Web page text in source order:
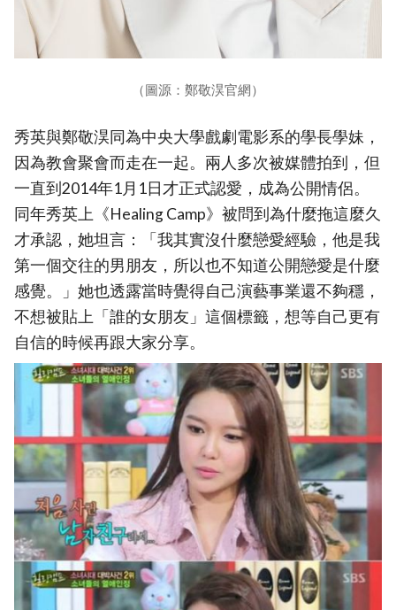
（圖源：鄭敬淏官網）
秀英與鄭敬淏同為中央大學戲劇電影系的學長學妹，
因為教會聚會而走在一起。兩人多次被媒體拍到，但
一直到2014年1月1日才正式認愛，成為公開情侶。
同年秀英上《Healing Camp》被問到為什麼拖這麼久
才承認，她坦言：「我其實沒什麼戀愛經驗，他是我
第一個交往的男朋友，所以也不知道公開戀愛是什麼
感覺。」她也透露當時覺得自己演藝事業還不夠穩，
不想被貼上「誰的女朋友」這個標籤，想等自己更有
自信的時候再跟大家分享。